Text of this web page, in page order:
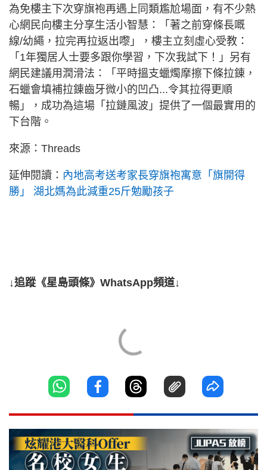
為免樓主下次穿旗袍再遇上同類尷尬場面，有不少熱
心網民向樓主分享生活小智慧：「著之前穿條長嘅
線/幼繩，拉完再拉返出嚟」，樓主立刻虛心受教：
「1年獨居人士要多跟你學習，下次我試下！」另有
網民建議用潤滑法：「平時搵支蠟燭摩擦下條拉錬，
石蠟會填補拉錬齒牙微小的凹凸...令其拉得更順
暢」，成功為這場「拉鏈風波」提供了一個最實用的
下台階。
來源：Threads
延伸閱讀： 內地高考送考家長穿旗袍寓意「旗開得
勝」 湖北媽為此減重25斤勉勵孩子
↓追蹤《星島頭條》WhatsApp頻道↓